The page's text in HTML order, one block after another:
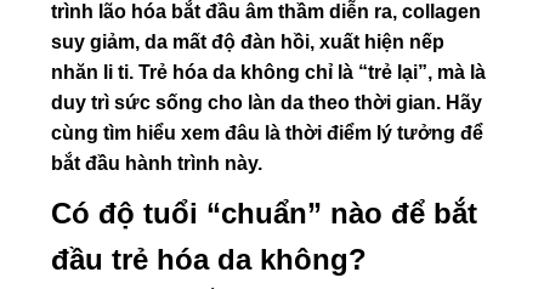
trình lão hóa bắt đầu âm thầm diễn ra, collagen
suy giảm, da mất độ đàn hồi, xuất hiện nếp
nhăn li ti. Trẻ hóa da không chỉ là “trẻ lại”, mà là
duy trì sức sống cho làn da theo thời gian. Hãy
cùng tìm hiểu xem đâu là thời điểm lý tưởng để
bắt đầu hành trình này.
Có độ tuổi “chuẩn” nào để bắt
đầu trẻ hóa da không?